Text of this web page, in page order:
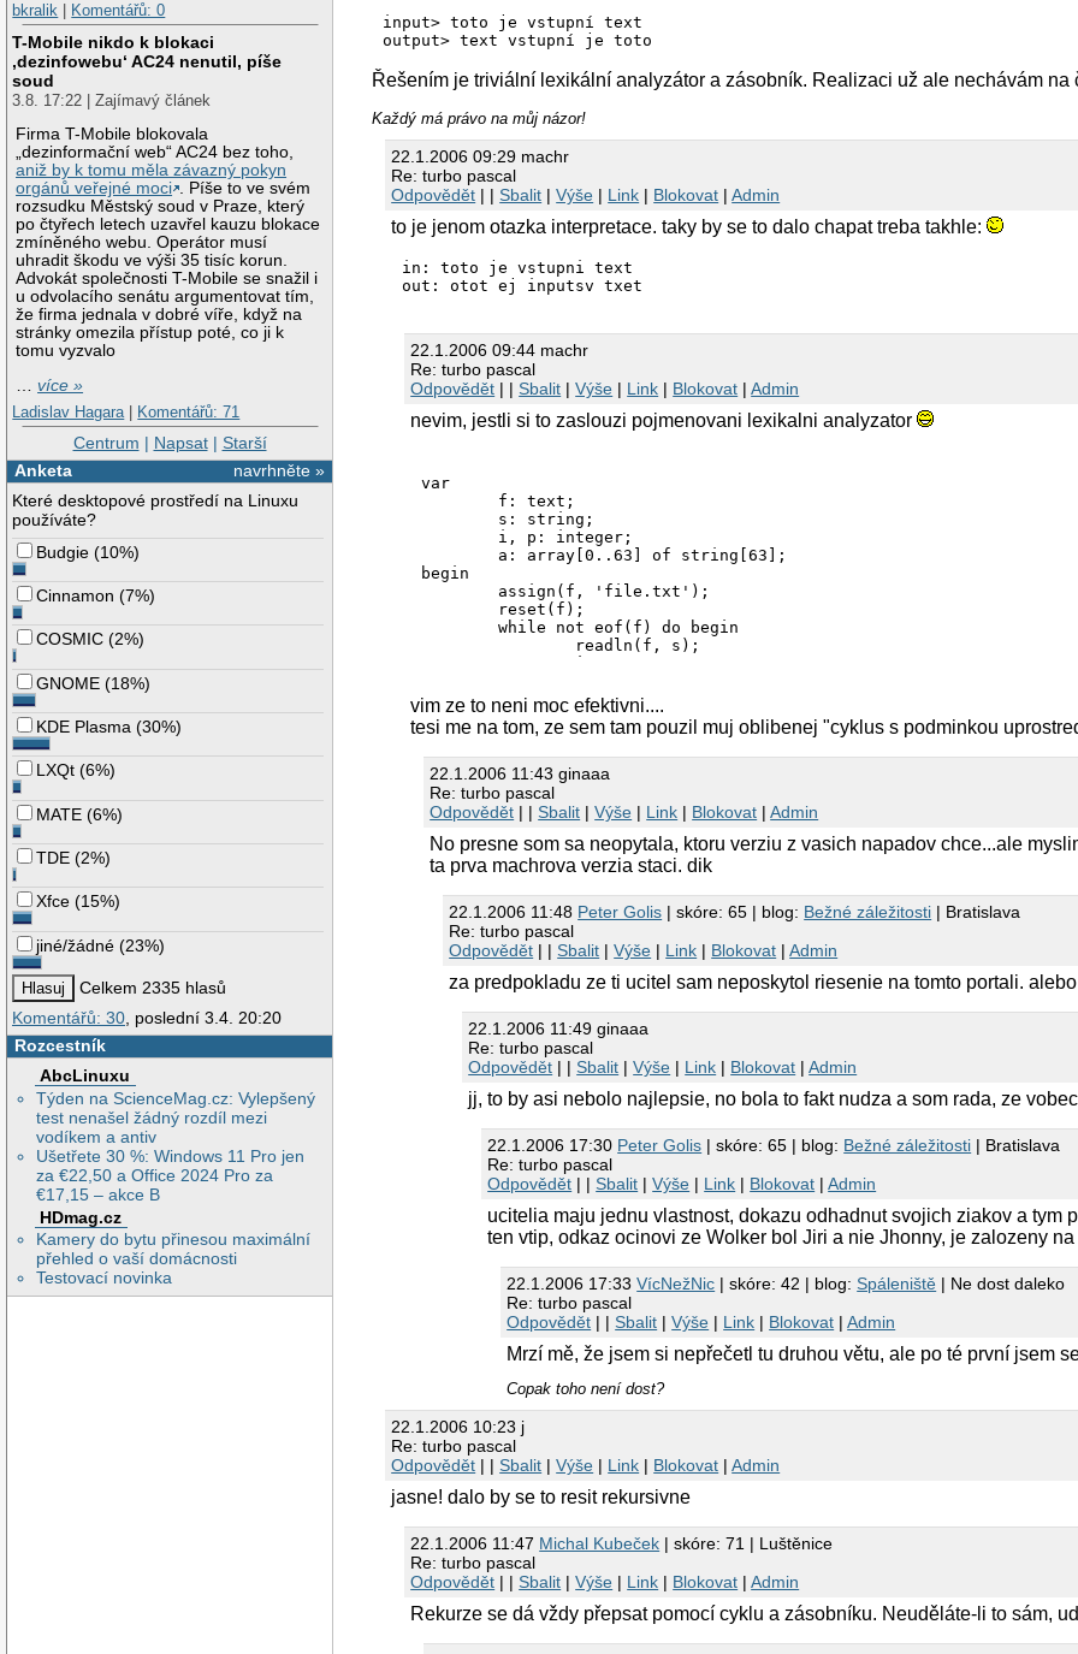
bkralik
Komentářů: 0
T-Mobile nikdo k blokaci
‚dezinfowebu‘ AC24 nenutil, píše
soud
3.8. 17:22 | Zajímavý článek
Firma T-Mobile blokovala
„dezinformační web“ AC24 bez toho,
aniž by k tomu měla závazný pokyn
orgánů veřejné moci . Píše to ve svém
rozsudku Městský soud v Praze, který
po čtyřech letech uzavřel kauzu blokace
zmíněného webu. Operátor musí
uhradit škodu ve výši 35 tisíc korun.
Advokát společnosti T-Mobile se snažil i
u odvolacího senátu argumentovat tím,
že firma jednala v dobré víře, když na
stránky omezila přístup poté, co ji k
tomu vyzvalo
…více »
Ladislav Hagara | Komentářů: 71
Centrum | Napsat| Starší
navrhněte »
Anketa
Které desktopové prostředí na Linuxu
používáte?
Budgie (10%)
Cinnamon (7%)
COSMIC (2%)
GNOME (18%)
KDE Plasma (30%)
LXQt (6%)
MATE (6%)
TDE (2%)
Xfce (15%)
jiné/žádné (23%)
Celkem 2335 hlasů
Komentářů: 30, poslední 3.4. 20:20
Rozcestník
AbcLinuxu
Týden na ScienceMag.cz: Vylepšený
test nenašel žádný rozdíl mezi
vodíkem a antiv
Ušetřete 30 %: Windows 11 Pro jen
za €22,50 a Office 2024 Pro za
€17,15 – akce B
HDmag.cz
Kamery do bytu přinesou maximální
přehled o vaší domácnosti
Testovací novinka
input> toto je vstupní text
Řešením je triviální lexikální analyzátor a zásobník. Realizaci už ale nechávám
Každý má právo na můj názor!
22.1.2006 09:29 machr
Re: turbo pascal
Odpovědět | |Sbalit |Výše | Link | Blokovat |Admin
to je jenom otazka interpretace. taky by se to dalo chapat treba takhle:
in: toto je vstupni text
22.1.2006 09:44 machr
Re: turbo pascal
Odpovědět | |Sbalit |Výše | Link | Blokovat |Admin
nevim, jestli si to zaslouzi pojmenovani lexikalni analyzator
var
begin
	while not eof(f) do begin
			p := pos(' ', s);
			if p < 1 then break;
			a[i] := copy(s, 1, p-1);
			inc(i);
			delete(s, 1, p);
		end;
		write(s, ' ');
		for i := i-1 downto 0 do
			write(a[i], ' ');
		writeln();
	end;
	close(f);
end.
vim ze to neni moc efektivni....
tesi me na tom, ze sem tam pouzil muj oblibenej "cyklus s podminkou
22.1.2006 11:43 ginaaa
Re: turbo pascal
Odpovědět | |Sbalit |Výše | Link | Blokovat |Admin
No presne som sa neopytala, ktoru verziu z vasich napadov chce...ale
ta prva machrova verzia staci. dik
22.1.2006 11:48 Peter Golis | skóre: 65 | blog: Bežné záležitosti | Bratislava
Re: turbo pascal
Odpovědět | |Sbalit |Výše | Link | Blokovat |Admin
za predpokladu ze ti ucitel sam neposkytol riesenie na tomto portali.
22.1.2006 11:49 ginaaa
Re: turbo pascal
Odpovědět | |Sbalit |Výše | Link | Blokovat |Admin
jj, to by asi nebolo najlepsie, no bola to fakt nudza a som rada, ze
22.1.2006 17:30 Peter Golis | skóre: 65 | blog: Bežné záležitosti | Bratislava
Re: turbo pascal
Odpovědět | |Sbalit |Výše | Link | Blokovat |Admin
ucitelia maju jednu vlastnost, dokazu odhadnut svojich ziakov a
ten vtip, odkaz ocinovi ze Wolker bol Jiri a nie Jhonny, je zalozeny na
22.1.2006 17:33VícNežNic | skóre: 42 | blog:Spáleniště | Ne dost daleko
Re: turbo pascal
Odpovědět | |Sbalit |Výše | Link | Blokovat |Admin
Mrzí mě, že jsem si nepřečetl tu druhou větu, ale po té první jsem
Copak toho není dost?
22.1.2006 10:23 j
Re: turbo pascal
Odpovědět | |Sbalit |Výše | Link | Blokovat |Admin
jasne! dalo by se to resit rekursivne
22.1.2006 11:47 Michal Kubeček | skóre: 71 | Luštěnice
Re: turbo pascal
Odpovědět | |Sbalit |Výše | Link | Blokovat |Admin
Rekurze se dá vždy přepsat pomocí cyklu a zásobníku. Neuděláte-li to sám,